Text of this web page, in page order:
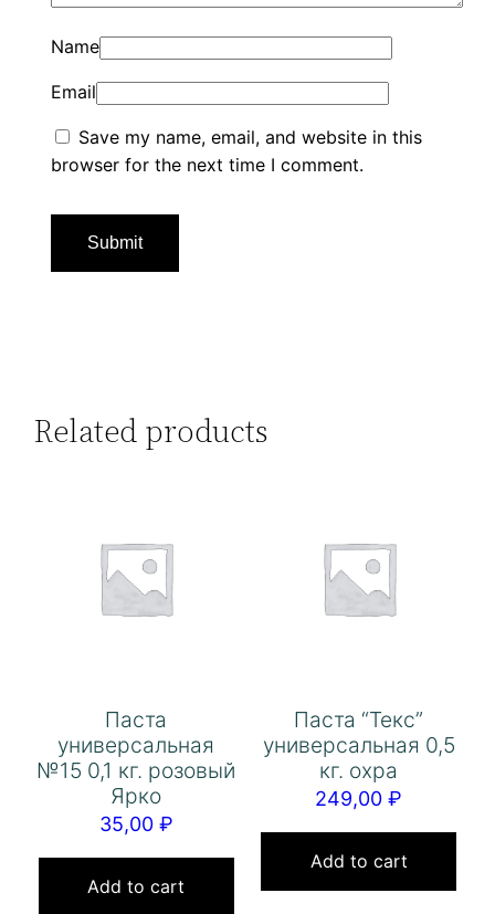
Name
Email
Save my name, email, and website in this
browser for the next time I comment.
Related products
Паста
универсальная
№15 0,1 кг. розовый
Ярко
35,00 ₽
Add to cart
Паста “Текс”
универсальная 0,5
кг. охра
249,00₽
Add to cart